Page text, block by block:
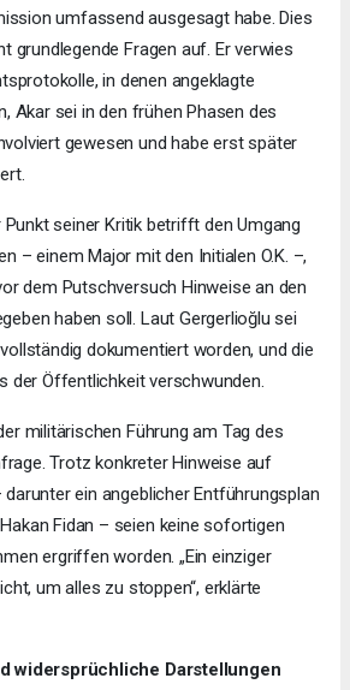
umfassend ausgesagt habe. Dies
grundlegende Fragen auf. Er verwies
in denen angeklagte
Akar sei in den frühen Phasen des
gewesen und habe erst später
seiner Kritik betrifft den Umgang
– einem Major mit den Initialen O.K. –,
dem Putschversuch Hinweise an den
haben soll. Laut Gergerlioğlu sei
dokumentiert worden, und die
der Öffentlichkeit verschwunden.
militärischen Führung am Tag des
Trotz konkreter Hinweise auf
ein angeblicher Entführungsplan
Fidan – seien keine sofortigen
ergriffen worden. „Ein einziger
um alles zu stoppen“, erklärte
widersprüchliche Darstellungen